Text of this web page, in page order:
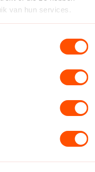
van hun services.
hendrerit